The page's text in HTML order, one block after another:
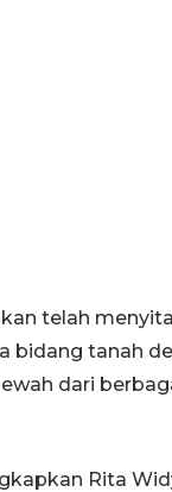
telah
bidang tanah
dari
Rita